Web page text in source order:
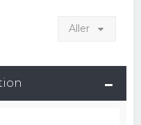
Aller